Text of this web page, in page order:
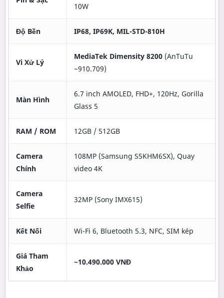
10W
Độ Bền IP68, IP69K, MIL-STD-810H
Vi Xử Lý
MediaTek Dimensity 8200 (AnTuTu
~910.709)
Màn Hình
6.7 inch AMOLED, FHD+, 120Hz, Gorilla
Glass 5
RAM / ROM 12GB / 512GB
Camera
Chính
108MP (Samsung S5KHM6SX), Quay
video 4K
Camera
Selfie
32MP (Sony IMX615)
Kết Nối Wi-Fi 6, Bluetooth 5.3, NFC, SIM kép
Giá Tham
Khảo
~10.490.000 VNĐ